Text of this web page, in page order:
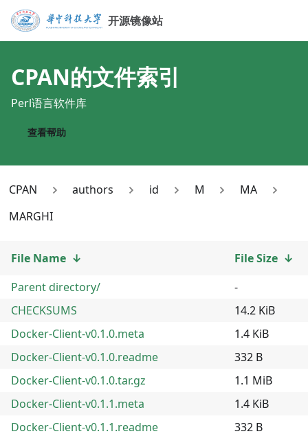
开源镜像站
CPAN的文件索引
Perl语言软件库
查看帮助
CPAN authors id M
MA
MARGHI
File Name ↓ File Size ↓
Parent directory/
-
CHECKSUMS
14.2 KiB
Docker-Client-v0.1.0.meta
1.4 KiB
Docker-Client-v0.1.0.readme
332 B
Docker-Client-v0.1.0.tar.gz
1.1 MiB
Docker-Client-v0.1.1.meta
1.4 KiB
Docker-Client-v0.1.1.readme
332 B